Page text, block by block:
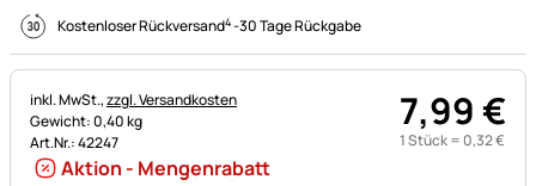
Kostenloser Rückversand4-30 Tage Rückgabe
Steuerhinweis:
inkl. MwSt.,zzgl. Versandkosten
Gewicht: 0,40 kg
Art.Nr.: 42247
7,99€
1 Stück = 0,32€
Aktion - Mengenrabatt